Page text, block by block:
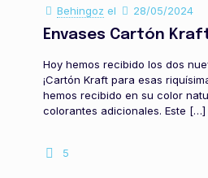
Behingoz el 28/05/2024
Envases Cartón
Hoy hemos recibido los dos
¡Cartón Kraft para esas
hemos recibido en su color
colorantes adicionales. Este […]
5